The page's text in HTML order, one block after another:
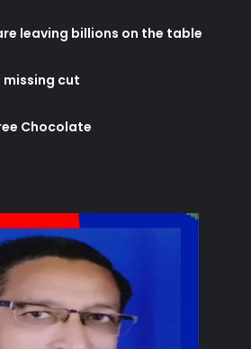
leaving billions on the table
missing cut
Chocolate